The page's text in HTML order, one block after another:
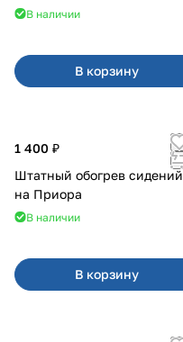
В наличии
В корзину
1 400 ₽
Штатный обогрев сидений
на Приора
В наличии
В корзину